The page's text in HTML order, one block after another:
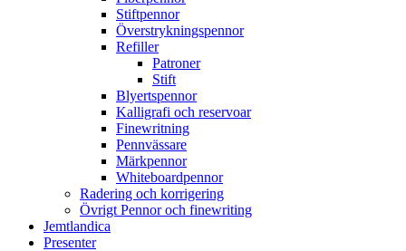
Stiftpennor
Överstrykningspennor
Refiller
Patroner
Stift
Blyertspennor
Kalligrafi och reservoar
Finewritning
Pennvässare
Märkpennor
Whiteboardpennor
Radering och korrigering
Övrigt Pennor och finewriting
Jemtlandica
Presenter